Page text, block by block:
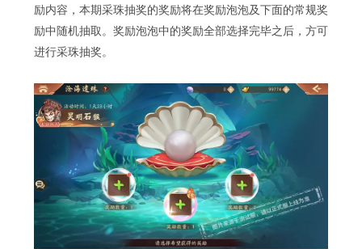
励内容，本期采珠抽奖的奖励将在奖励泡泡及下面的常规奖
励中随机抽取。奖励泡泡中的奖励全部选择完毕之后，方可
进行采珠抽奖。